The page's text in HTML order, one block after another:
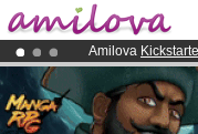
Amilova
Already 100000
Premium